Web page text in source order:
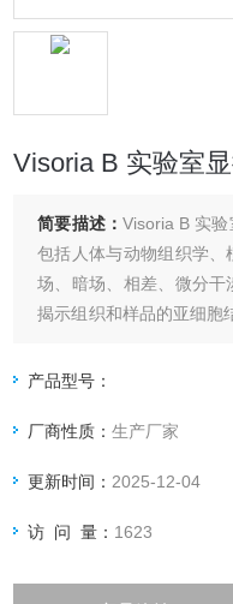
Visoria B 实验室
简要描述： Visoria B 实验
包括人体与动物组织学、
场、暗场、相差、微分干
揭示组织和样品的亚细胞
产品型号：
厂商性质：生产厂家
更新时间： 2025-12-04
访 问 量： 1623